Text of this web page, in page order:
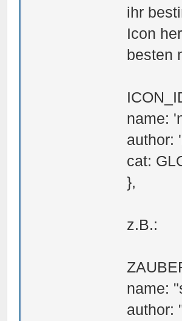
ihr
Icon
besten
name:
author:
cat:
},
z.B.:
name:
author: